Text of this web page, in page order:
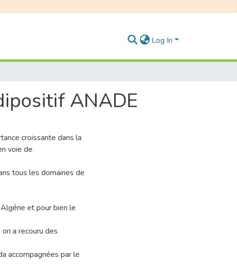
Log In
ANADE
croissante dans la
voie de
tous les domaines de
et pour bien le
a recouru des
accompagnées par le